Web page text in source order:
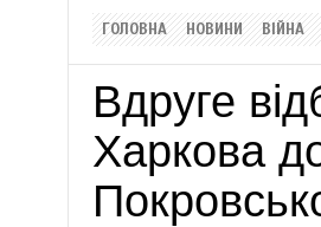
ГОЛОВНА НОВИНИ ВІЙНА
Вдруге
Харкова